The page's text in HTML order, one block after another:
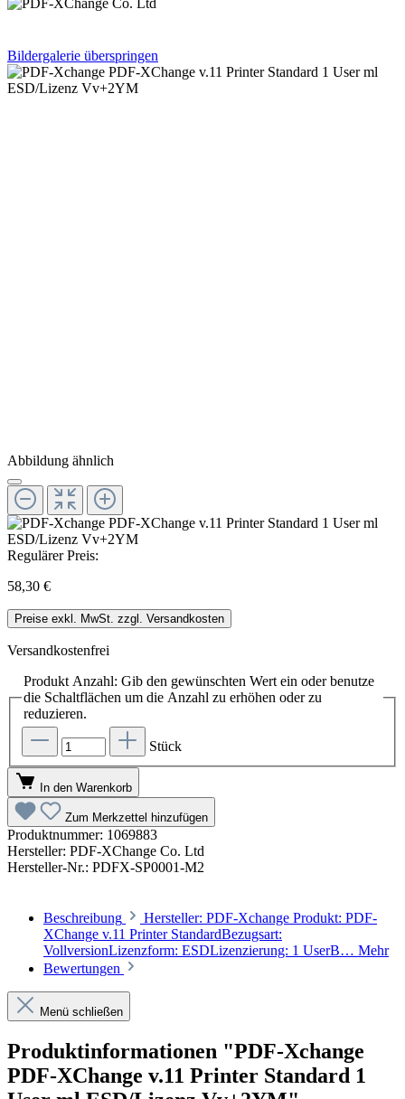
Bildergalerie überspringen
Abbildung ähnlich
Regulärer Preis:
58,30 €
Preise exkl. MwSt. zzgl. Versandkosten
Versandkostenfrei
Produkt Anzahl: Gib den gewünschten Wert ein oder benutze
die Schaltflächen um die Anzahl zu erhöhen oder zu
reduzieren.
Stück
In den Warenkorb
Zum Merkzettel hinzufügen
Produktnummer: 1069883
Hersteller: PDF-XChange Co. Ltd
Hersteller-Nr.: PDFX-SP0001-M2
Beschreibung
Hersteller: PDF-Xchange Produkt: PDF-
XChange v.11 Printer StandardBezugsart:
VollversionLizenzform: ESDLizenzierung: 1 UserB… Mehr
Bewertungen
Menü schließen
Produktinformationen "PDF-Xchange
PDF-XChange v.11 Printer Standard 1